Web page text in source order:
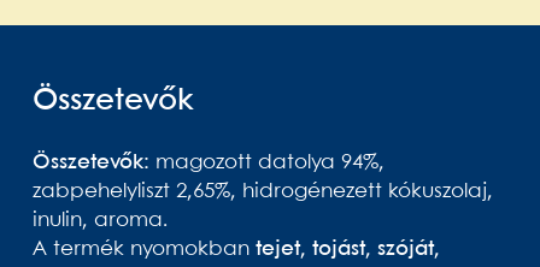
Összetevők
Összetevők: magozott datolya 94%,
zabpehelyliszt 2,65%, hidrogénezett kókuszolaj,
inulin, aroma.
A termék nyomokban tejet, tojást, szóját,